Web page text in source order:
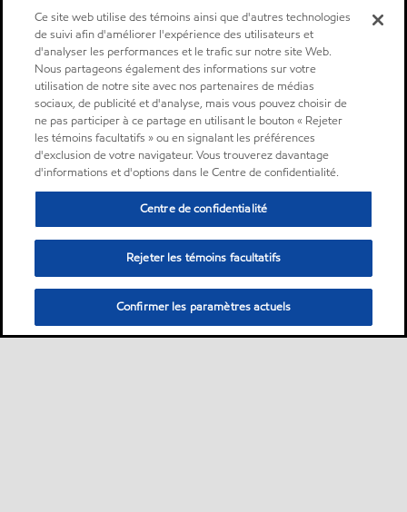
Ce site web utilise des témoins ainsi que d'autres technologies
de suivi afin d'améliorer l'expérience des utilisateurs et
d'analyser les performances et le trafic sur notre site Web.
Nous partageons également des informations sur votre
utilisation de notre site avec nos partenaires de médias
sociaux, de publicité et d'analyse, mais vous pouvez choisir de
ne pas participer à ce partage en utilisant le bouton « Rejeter
les témoins facultatifs » ou en signalant les préférences
d'exclusion de votre navigateur. Vous trouverez davantage
d'informations et d'options dans le Centre de confidentialité.
Centre de confidentialité
Rejeter les témoins facultatifs
Confirmer les paramètres actuels